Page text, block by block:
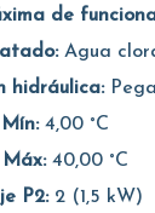
de
Agua
hidráulica:
4,00 °C
Máx: 40,00 °C
P2: 2 (1,5 kW)